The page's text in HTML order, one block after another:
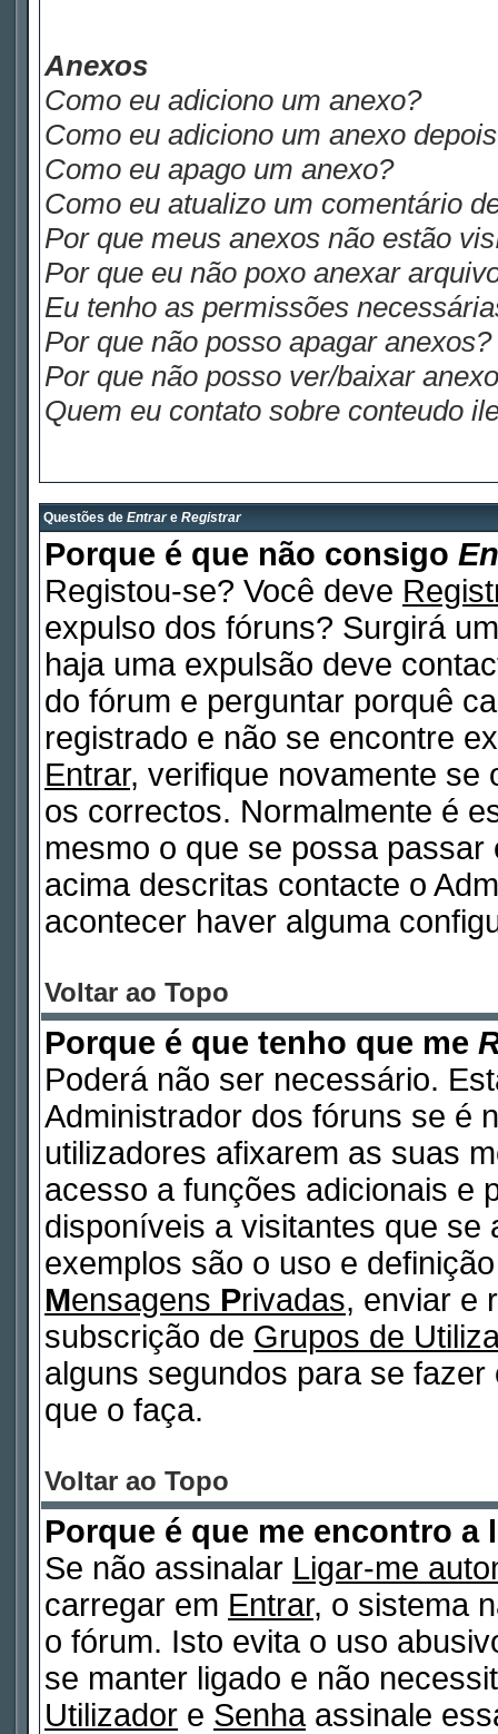
Anexos
Como eu adiciono um anexo?
Como eu adiciono um anexo
Como eu apago um anexo?
Como eu atualizo um comentário
Por que meus anexos não estão
Por que eu não poxo anexar
Eu tenho as permissões
Por que não posso apagar anexos?
Por que não posso ver/baixar
Quem eu contato sobre conteudo
Questões de Entrare Registrar
Porque é que não consigo
Registou-se? Você deve
expulso dos fóruns? Surgirá
haja uma expulsão deve
do fórum e perguntar porquê
registrado e não se encontre
Entrar, verifique novamente se
os correctos. Normalmente é
mesmo o que se possa
acima descritas contacte o
acontecer haver alguma
Voltar ao Topo
Porque é que tenho que me
Poderá não ser necessário.
Administrador dos fóruns se é
utilizadores afixarem as suas
acesso a funções adicionais e
disponíveis a visitantes que se
exemplos são o uso e
Mensagens Privadas, enviar e
subscrição de Grupos de
alguns segundos para se
que o faça.
Voltar ao Topo
Porque é que me encontro
Se não assinalar Ligar-me
carregar em Entrar, o sistema
o fórum. Isto evita o uso
se manter ligado e não
Utilizador e Senhaassinale